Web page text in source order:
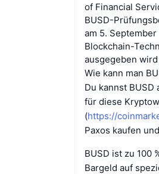
of Financial
BUSD-
am 5.
Blockchain-
ausgegeben
Wie kann man
Du kannst
für diese
(https://
Paxos kaufen
BUSD ist zu 100
Bargeld auf